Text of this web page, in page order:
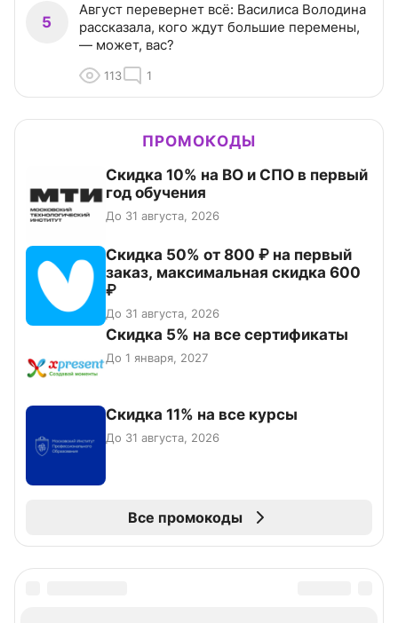
5
Август перевернет всё: Василиса Володина
рассказала, кого ждут большие перемены,
— может, вас?
113 1
ПРОМОКОДЫ
Скидка 10% на ВО и СПО в первый
год обучения
До 31 августа, 2026
Скидка 50% от 800 ₽ на первый
заказ, максимальная скидка 600
₽
До 31 августа, 2026
Скидка 5% на все сертификаты
До 1 января, 2027
Скидка 11% на все курсы
До 31 августа, 2026
Все промокоды